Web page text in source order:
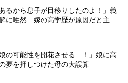
るから息子が目移りしたのよ！」義
に唖然…嫁の高学歴が原因だと主
娘の可能性を開花させる…！」娘に高
夢を押しつけた母の大誤算